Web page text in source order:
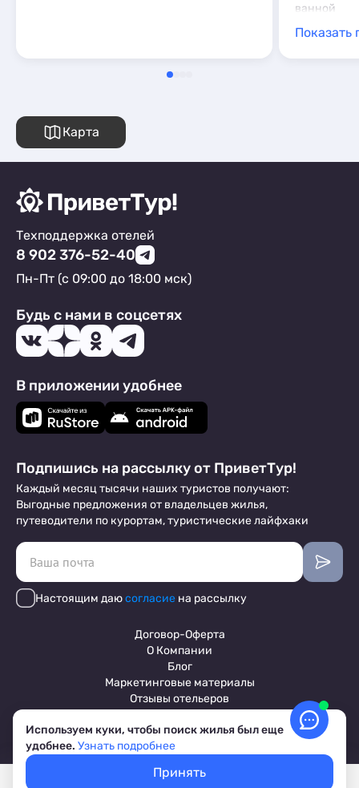
ванной
Показать
Карта
Покажем свободное жилье
Техподдержка отелей
8 902 376-52-40
Пн-Пт (с 09:00 до 18:00 мск)
Будь с нами в соцсетях
В приложении удобнее
Подпишись на рассылку от ПриветТур!
Каждый месяц тысячи наших туристов получают:
Выгодные предложения от владельцев жилья,
путеводители по курортам, туристические лайфхаки
Настоящим даюсогласие на рассылку
Договор-Оферта
О Компании
Блог
Маркетинговые материалы
Отзывы отельеров
Пользовательское соглашение
Обработка персональных данных
Условия бронирования объектов
Используем куки, чтобы поиск жилья был еще
удобнее. Узнать подробнее
Принять